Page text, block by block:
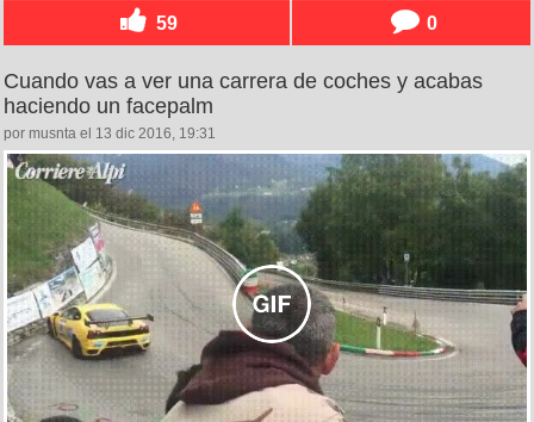
59 0
Cuando vas a ver una carrera de coches y acabas
haciendo un facepalm
por musnta el 13 dic 2016, 19:31